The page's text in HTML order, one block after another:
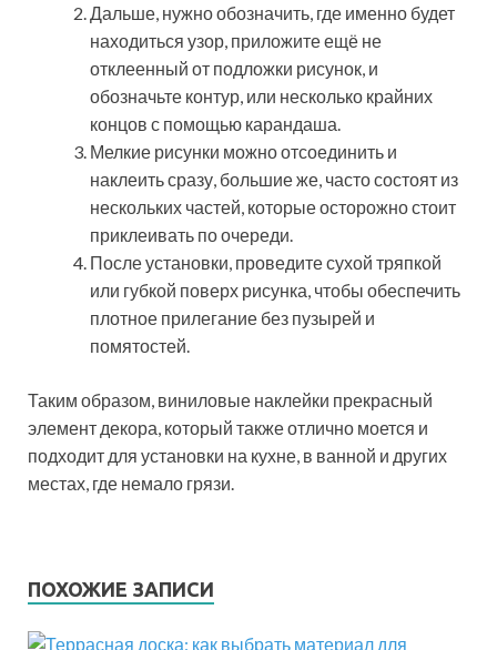
Дальше, нужно обозначить, где именно будет
находиться узор, приложите ещё не
отклеенный от подложки рисунок, и
обозначьте контур, или несколько крайних
концов с помощью карандаша.
Мелкие рисунки можно отсоединить и
наклеить сразу, большие же, часто состоят из
нескольких частей, которые осторожно стоит
приклеивать по очереди.
После установки, проведите сухой тряпкой
или губкой поверх рисунка, чтобы обеспечить
плотное прилегание без пузырей и
помятостей.
Таким образом, виниловые наклейки прекрасный
элемент декора, который также отлично моется и
подходит для установки на кухне, в ванной и других
местах, где немало грязи.
ПОХОЖИЕ ЗАПИСИ